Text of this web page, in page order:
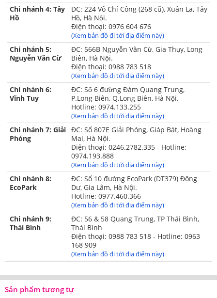
Kết cấu bộ sản phẩm chăn ga gối Sông Hồng Urban
Bộ sản phẩm chăn ga gối Sông Hồng Urban cotton gồm:
Bộ chăn ga gối Sông
Hồng Urban (Ga chun)
Bộ chăn ga gối Sông
Hồng Urban (Ga phủ)
✓ 02 Vỏ gối đơn kích
thước 45x65cm
✓01 vỏ gối ôm kích
thước 38x100cm
01 Ga chun (Ga bọc)
✓ 01 Chăn xuân thu kích
thước 200x220cm
✓02 Vỏ gối đơn kích
thước 45x65cm
✓01 vỏ gối ôm kích thước
38x100cm
✓01 Ga rèm (Ga phủ) theo
kích thước
✓01 Chăn xuân thu kích
thước 200x220cm
Hình ảnh chụp thực tế bộ chăn ga gối Sông Hồng
Urban:
Chi nhánh 4: Tây
Hồ
ĐC: 224 Võ Chí Công (268 cũ), Xuân La, Tây
Hồ, Hà Nội.
Điện thoại: 0976 604 676
(Xem bản đồ đi tới địa điểm này)
Chi nhánh 5:
Nguyễn Văn Cừ
ĐC: 566B Nguyễn Văn Cừ, Gia Thụy, Long
Biên, Hà Nội.
Điện thoại: 0988 783 518
(Xem bản đồ đi tới địa điểm này)
Chi nhánh 6:
Vĩnh Tuy
ĐC: Số 6 đường Đàm Quang Trung,
P.Long Biên, Q.Long Biên, Hà Nội.
Hotline: 0974.133.255
(Xem bản đồ đi tới địa điểm này)
Chi nhánh 7: Giải
Phóng
ĐC: Số 807E Giải Phóng, Giáp Bát, Hoàng
Mai, Hà Nội.
Điện thoại: 0246.2782.335 - Hotline:
0974.193.888
(Xem bản đồ đi tới địa điểm này)
Chi nhánh 8:
EcoPark
ĐC: Số 10 đường EcoPark (DT379) Đông
Dư, Gia Lâm, Hà Nội.
Hotline: 0977.460.366
(Xem bản đồ đi tới địa điểm này)
Chi nhánh 9:
Thái Bình
ĐC: 56 & 58 Quang Trung, TP Thái Bình,
Thái Bình
Điện thoại: 0988 783 518 - Hotline: 0963
168 909
(Xem bản đồ đi tới địa điểm này)
Sản phẩm tương tự